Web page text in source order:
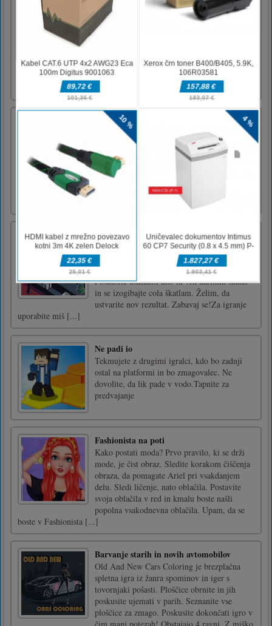
Nonogram
Nonogram is a puzzle game to exercise your
brain. At the top of each column and on the
the black squares, so if you see 10 1, this tells
you there will be ten black squares, then one
or more w [...]
Abstraktni golf
Postanite kralj zamaha v tej minimalistični
igri golfa v abstraktnem dizajnu! Ciljajte v
luknjo in povlecite in spustite, da udarite
žogo. Ali lahko naredite luknjo v enem in
dokončate vse ravni?Miška za ciljanje klik za
streljanje Dotaknite se in povlecite za
Tovarna daril
Gift Factory je zahtevna igra o božičnih
darilih, veliko otrok čaka na njihova darila,
narediti morate dovolj daril, ki so jim všeč.
Poskusite uskladiti dno in vrh darilnih škatel
in se izogibajte cola škatlam. Želim, da
ustvarite nov rezultat. Zabavaj se!Za igranje
uporabite miš [...]
Ne padi io
Tekmujete z drugimi igralci, kdo bo zadnji
ostal na platformi in bo zmagovalec. Ne
dovolite, da lik pade v vodo.Tapnite za
predvajanje
Fashionista na poti
Kako postati moda? Prvo pravilo, ki se drži
mode, je čist obraz. Sledite korakom čiščenja
obraza, da pomagate Ariel pri vsakdanjem
delu. Sledi ličenje, nato oblačila. Postavite
svoja oblačila v red in kmalu boste našli
popolna vsakodnevna oblačila. Upam, da se
boste v Fashionista [...]
Barvanje starih in novih avtomobilov
Old And New Cars Coloring je brezplačna
spletna igra iz žanra spominov in iger s
tovornjaki pošasti. Ploščice obrnite in jih
poskusite ujemati v parih. Seznanite vse
ploščice za zmago. Poskusite dokončati igro v